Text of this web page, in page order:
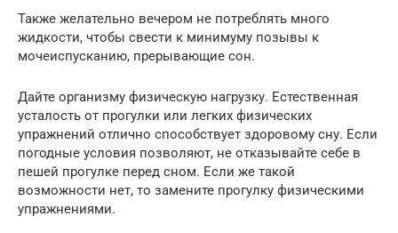
Также желательно вечером не потреблять много
жидкости, чтобы свести к минимуму позывы к
мочеиспусканию, прерывающие сон.
Дайте организму физическую нагрузку. Естественная
усталость от прогулки или легких физических
упражнений отлично способствует здоровому сну. Если
погодные условия позволяют, не отказывайте себе в
пешей прогулке перед сном. Если же такой
возможности нет, то замените прогулку физическими
упражнениями.